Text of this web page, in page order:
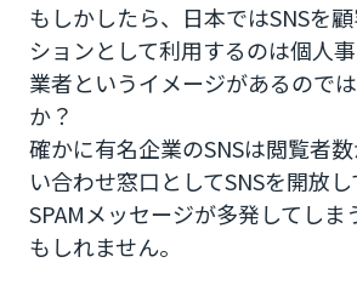
もしかしたら、日本ではSNSを
ションとして利用するのは個人
業者というイメージがあるので
か？
確かに有名企業のSNSは閲覧者
い合わせ窓口としてSNSを開放
SPAMメッセージが多発してし
もしれません。